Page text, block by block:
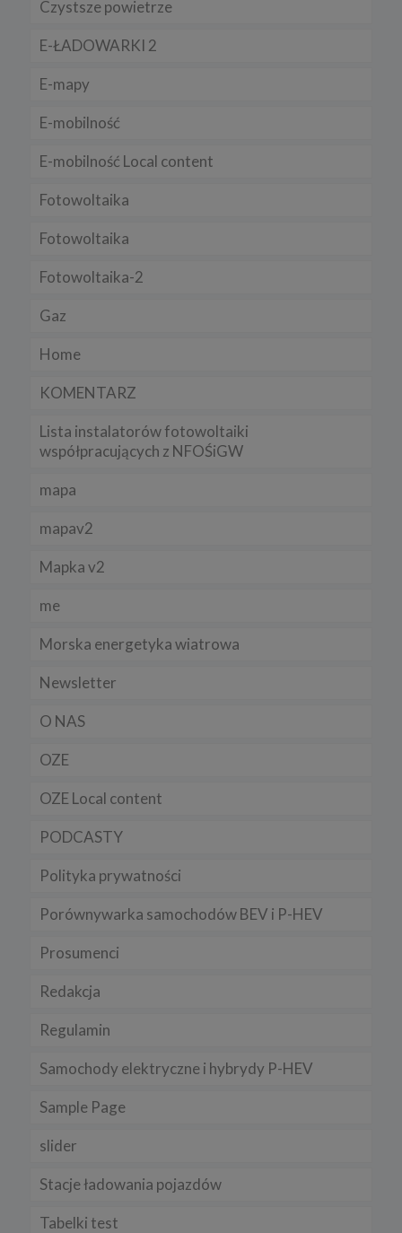
Czystsze powietrze
E-ŁADOWARKI 2
E-mapy
E-mobilność
E-mobilność Local content
Fotowoltaika
Fotowoltaika
Fotowoltaika-2
Gaz
Home
KOMENTARZ
Lista instalatorów fotowoltaiki
współpracujących z NFOŚiGW
mapa
mapav2
Mapka v2
me
Morska energetyka wiatrowa
Newsletter
O NAS
OZE
OZE Local content
PODCASTY
Polityka prywatności
Porównywarka samochodów BEV i P-HEV
Prosumenci
Redakcja
Regulamin
Samochody elektryczne i hybrydy P-HEV
Sample Page
slider
Stacje ładowania pojazdów
Tabelki test
Pamiętaj, że zmiana ustawienia plików cookies i podobnych
technologii może wpłynąć na sposób funkcjonowania naszego